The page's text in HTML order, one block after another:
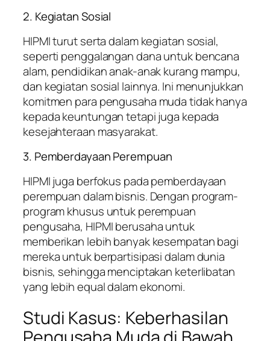
2. Kegiatan Sosial
HIPMI turut serta dalam kegiatan sosial,
seperti penggalangan dana untuk bencana
alam, pendidikan anak-anak kurang mampu,
dan kegiatan sosial lainnya. Ini menunjukkan
komitmen para pengusaha muda tidak hanya
kepada keuntungan tetapi juga kepada
kesejahteraan masyarakat.
3. Pemberdayaan Perempuan
HIPMI juga berfokus pada pemberdayaan
perempuan dalam bisnis. Dengan program-
program khusus untuk perempuan
pengusaha, HIPMI berusaha untuk
memberikan lebih banyak kesempatan bagi
mereka untuk berpartisipasi dalam dunia
bisnis, sehingga menciptakan keterlibatan
yang lebih equal dalam ekonomi.
Studi Kasus: Keberhasilan